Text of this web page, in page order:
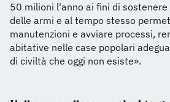
50 milioni l'anno ai fini di sostenere
delle armi e al tempo stesso
manutenzioni e avviare processi,
abitative nelle case popolari
di civiltà che oggi non esiste».